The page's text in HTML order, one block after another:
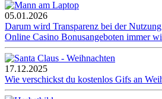
05.01.2026
Darum wird Transparenz bei der
Online Casino Bonusangeboten immer
17.12.2025
Wie verschickst du kostenlos Gifs an